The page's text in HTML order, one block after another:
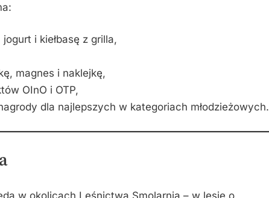
i kiełbasę z grilla,
magnes i naklejkę,
OInO i OTP,
dla najlepszych w kategoriach młodzieżowych.